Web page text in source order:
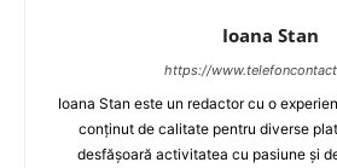
Ioana Stan
https://
Ioana Stan este un redactor cu o
conținut de calitate pentru diverse
desfășoară activitatea cu pasiune și